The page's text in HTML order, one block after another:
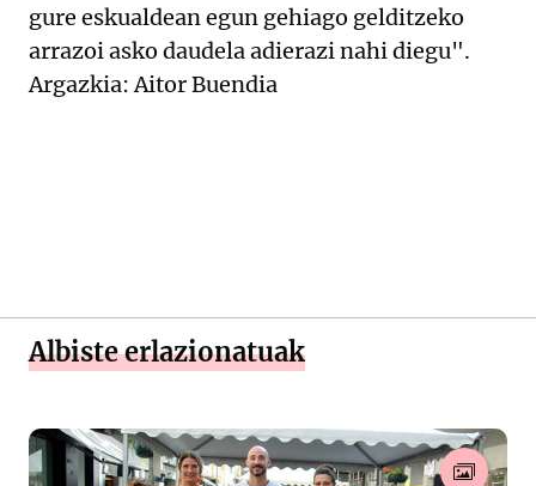
gure eskualdean egun gehiago gelditzeko
arrazoi asko daudela adierazi nahi diegu".
Argazkia: Aitor Buendia
Albiste erlazionatuak